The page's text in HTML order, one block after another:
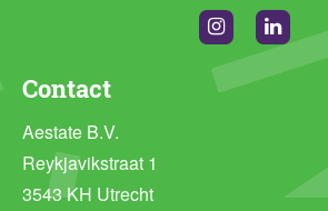
InstagramLinkedin
Contact
Aestate B.V.
Reykjavikstraat 1
3543 KH Utrecht